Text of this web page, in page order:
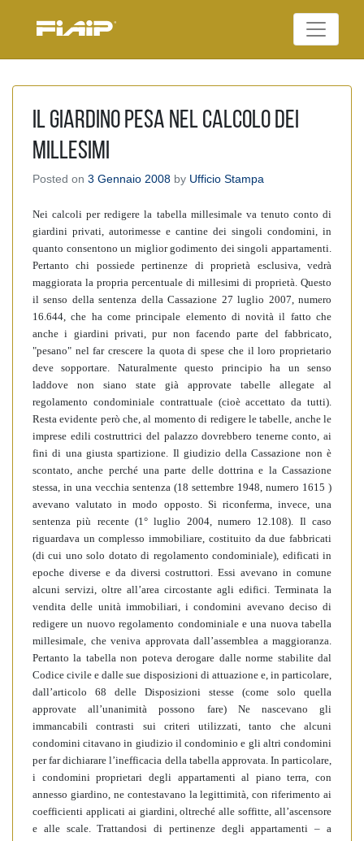
Federazione Italiana
Il giardino pesa nel calcolo dei
millesimi
Posted on 3 Gennaio 2008 by Ufficio Stampa
Nei calcoli per redigere la tabella millesimale va tenuto conto di
giardini privati, autorimesse e cantine dei singoli condomini, in
quanto consentono un miglior godimento dei singoli appartamenti.
Pertanto chi possiede pertinenze di proprietà esclusiva, vedrà
maggiorata la propria percentuale di millesimi di proprietà. Questo
il senso della sentenza della Cassazione 27 luglio 2007, numero
16.644, che ha come principale elemento di novità il fatto che
anche i giardini privati, pur non facendo parte del fabbricato,
"pesano" nel far crescere la quota di spese che il loro proprietario
deve sopportare. Naturalmente questo principio ha un senso
laddove non siano state già approvate tabelle allegate al
regolamento condominiale contrattuale (cioè accettato da tutti).
Resta evidente però che, al momento di redigere le tabelle, anche le
imprese edili costruttrici del palazzo dovrebbero tenerne conto, ai
fini di una giusta spartizione. Il giudizio della Cassazione non è
scontato, anche perché una parte delle dottrina e la Cassazione
stessa, in una vecchia sentenza (18 settembre 1948, numero 1615 )
avevano valutato in modo opposto. Si riconferma, invece, una
sentenza più recente (1° luglio 2004, numero 12.108). Il caso
riguardava un complesso immobiliare, costituito da due fabbricati
(di cui uno solo dotato di regolamento condominiale), edificati in
epoche diverse e da diversi costruttori. Essi avevano in comune
alcuni servizi, oltre all’area circostante agli edifici. Terminata la
vendita delle unità immobiliari, i condomini avevano deciso di
redigere un nuovo regolamento condominiale e una nuova tabella
millesimale, che veniva approvata dall’assemblea a maggioranza.
Pertanto la tabella non poteva derogare dalle norme stabilite dal
Codice civile e dalle sue disposizioni di attuazione e, in particolare,
dall’articolo 68 delle Disposizioni stesse (come solo quella
approvate all’unanimità possono fare) Ne nascevano gli
immancabili contrasti sui criteri utilizzati, tanto che alcuni
condomini citavano in giudizio il condominio e gli altri condomini
per far dichiarare l’inefficacia della tabella approvata. In particolare,
i condomini proprietari degli appartamenti al piano terra, con
annesso giardino, ne contestavano la legittimità, con riferimento ai
coefficienti applicati ai giardini, oltreché alle soffitte, all’ascensore
e alle scale. Trattandosi di pertinenze degli appartamenti – a